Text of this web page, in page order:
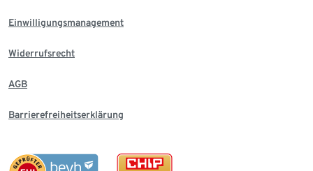
Einwilligungsmanagement
Widerrufsrecht
AGB
Barrierefreiheitserklärung